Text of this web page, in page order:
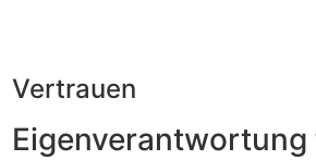
Vertrauen
Eigenverantwortung